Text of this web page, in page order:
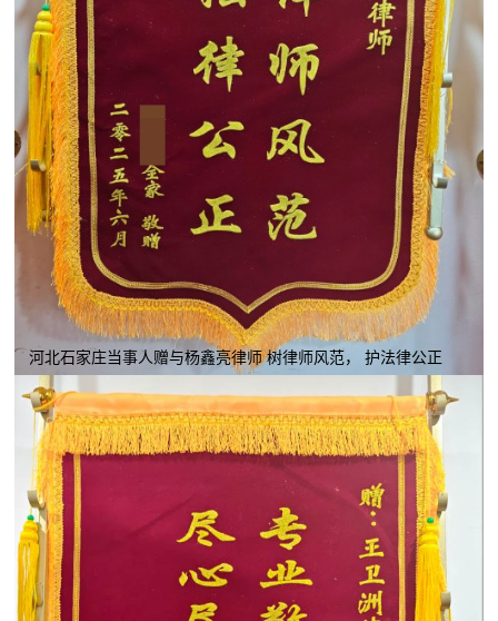
河北石家庄当事人赠与杨鑫亮律师 树律师风范， 护法律公正